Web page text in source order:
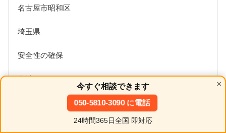
×
今すぐ相談できます
050-5810-3090 に電話
24時間365日全国 即対応
名古屋市昭和区
埼玉県
安全性の確保
宮城県